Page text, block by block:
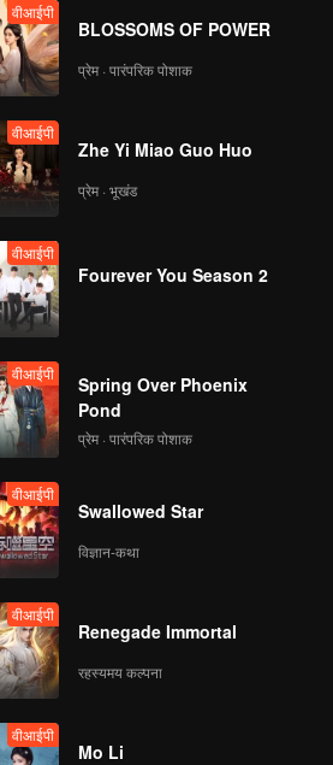
वीआईपी
BLOSSOMS OF POWER
प्रेम · पारंपरिक पोशाक
वीआईपी
Zhe Yi Miao Guo Huo
प्रेम · भूखंड
वीआईपी
Fourever You Season 2
वीआईपी
Spring Over Phoenix
Pond
प्रेम · पारंपरिक पोशाक
वीआईपी
Swallowed Star
विज्ञान-कथा
वीआईपी
Renegade Immortal
रहस्यमय कल्पना
वीआईपी
Mo Li